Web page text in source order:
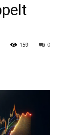
0
159